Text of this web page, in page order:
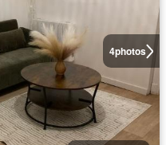
4photos